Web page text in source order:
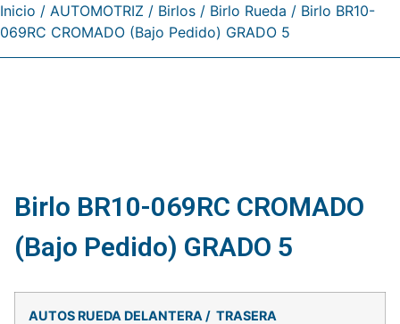
Inicio / AUTOMOTRIZ / Birlos / Birlo Rueda / Birlo BR10-
069RC CROMADO (Bajo Pedido) GRADO 5
Birlo BR10-069RC CROMADO
(Bajo Pedido) GRADO 5
AUTOS RUEDA DELANTERA / TRASERA